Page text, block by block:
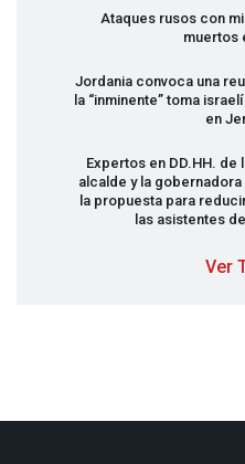
Ataques rusos con
muertos
Jordania convoca una
la “inminente” toma
en
Expertos en DD.HH. de
alcalde y la
la propuesta para
las asistentes
Ver